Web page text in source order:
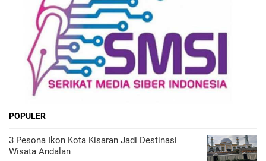
POPULER
3 Pesona Ikon Kota Kisaran Jadi Destinasi
Wisata Andalan